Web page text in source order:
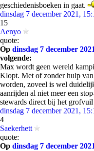
geschiedenisboeken in gaat.
dinsdag 7 december 2021,
15
Aenyo
quote:
Op dinsdag 7 december
volgende:
Max wordt geen wereld
Klopt. Met of zonder hulp
worden, zoveel is wel
aanrijden al niet meer een
stewards direct bij het grofvuil
dinsdag 7 december 2021,
4
Saekerhett
quote:
Op dinsdag 7 december